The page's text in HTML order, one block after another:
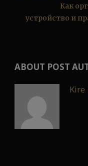
Как
устройство и
ABOUT POST
Kire